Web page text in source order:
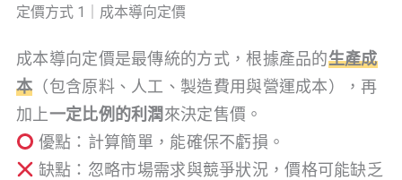
定價方式 1｜成本導向定價
成本導向定價是最傳統的方式，根據產品的生產成
本 （包含原料、人工、製造費用與營運成本），再
加上一定比例的利潤來決定售價。
優點：計算簡單，能確保不虧損。
缺點：忽略市場需求與競爭狀況，價格可能缺乏